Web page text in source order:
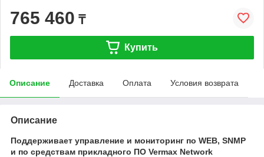
765 460 ₸
Купить
Описание Доставка Оплата Условия возврата
Описание
Поддерживает управление и мониторинг по WEB, SNMP
и по средствам прикладного ПО Vermax Network